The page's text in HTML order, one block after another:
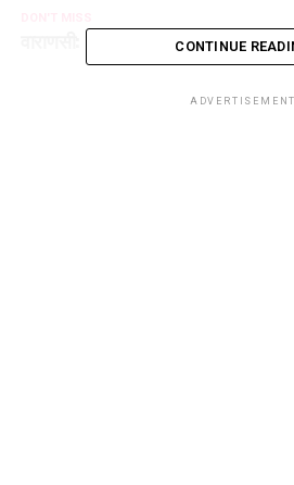
वाराणसी: हत्या के प्रयास के मामले में
CONTINUE
ADVERTISEMENT